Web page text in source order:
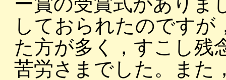
しておられたのです
た方が多く，すこし残
苦労さまでした。また